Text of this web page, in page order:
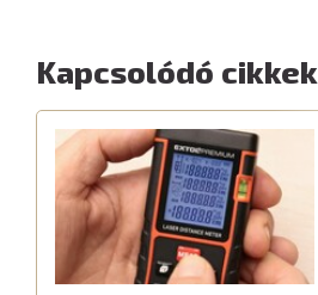
Kapcsolódó cikkek